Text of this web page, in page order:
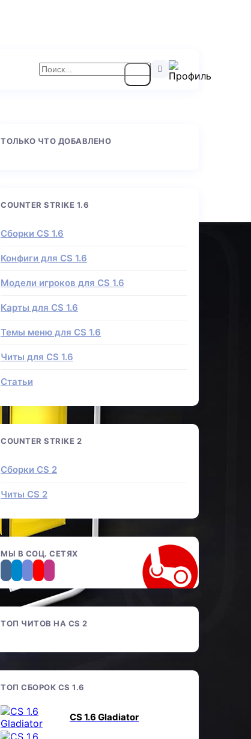
ТОЛЬКО ЧТО ДОБАВЛЕНО
COUNTER STRIKE 1.6
Сборки CS 1.6
Конфиги для CS 1.6
Модели игроков для CS 1.6
Карты для CS 1.6
Темы меню для CS 1.6
Читы для CS 1.6
Статьи
COUNTER STRIKE 2
Сборки CS 2
Читы CS 2
МЫ В СОЦ. СЕТЯХ
ТОП ЧИТОВ НА CS 2
ТОП СБОРОК CS 1.6
CS 1.6 Gladiator